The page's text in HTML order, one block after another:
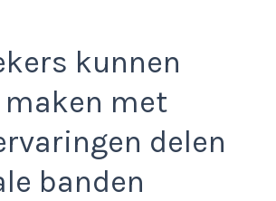
kunnen
met
delen
banden